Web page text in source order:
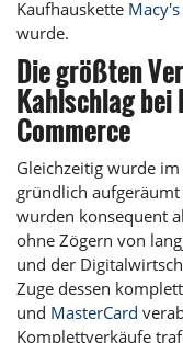
Kaufhauskette Macy's
wurde.
Die größten
Kahlschlag bei
Commerce
Gleichzeitig wurde
gründlich
wurden konsequent
ohne Zögern von
und der
Zuge dessen
und MasterCard
Komplettverkäufe